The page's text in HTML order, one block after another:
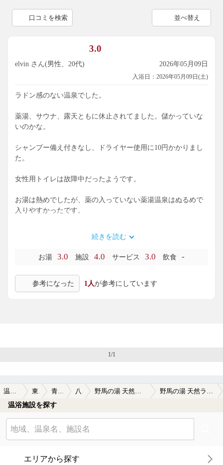
口コミを検索 並べ替え
3.0
elvin さん(男性、20代) 2026年05月09日
入浴日：2026年05月09日(土)
ラドン感のない温泉でした。
薬湯、サウナ、露天ともに休止されてました。儲かっていな
いのかな。
シャンプー備え付きなし、ドライヤー使用に10円かかりまし
た。
女性用トイレは故障中だったようです。
お湯は熱めでしたが、薬の入っていない薬湯温泉はぬるめで
入りやすかったです。
続きを読む
お湯 3.0 施設 4.0 サービス 3.0 飲食 -
参考になった 1人が参考にしています
1/1
温泉TOP 東北 青森県 八戸 野馬の湯 天然ラドン霊泉 野馬の湯 天然ラドン霊泉の口コミ一覧
温浴施設を探す
エリアから探す